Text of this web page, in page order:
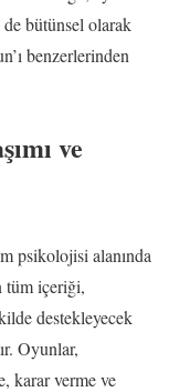
bütünsel olarak
benzerlerinden
ve
psikolojisi alanında
tüm içeriği,
destekleyecek
Oyunlar,
karar verme ve